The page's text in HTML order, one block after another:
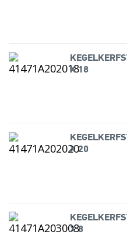
X 18
X 20
X 8